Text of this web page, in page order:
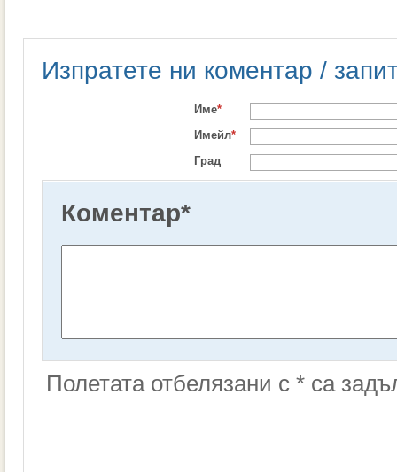
Изпратете ни коментар /
Име*
Имейл*
Град
Коментар*
Полетата отбелязани с * са